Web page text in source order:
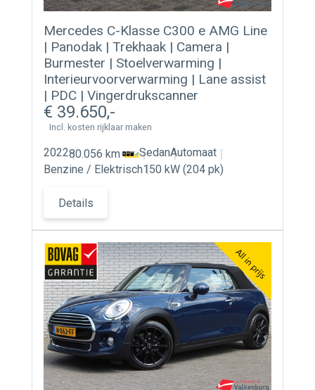
Mercedes C-Klasse C300 e AMG Line
| Panodak | Trekhaak | Camera |
Burmester | Stoelverwarming |
Interieurvoorverwarming | Lane assist
| PDC | Vingerdrukscanner
39.650
Incl. kosten rijklaar maken
202280.056 km SedanAutomaat
Benzine / Elektrisch150 kW (204 pk)
Details